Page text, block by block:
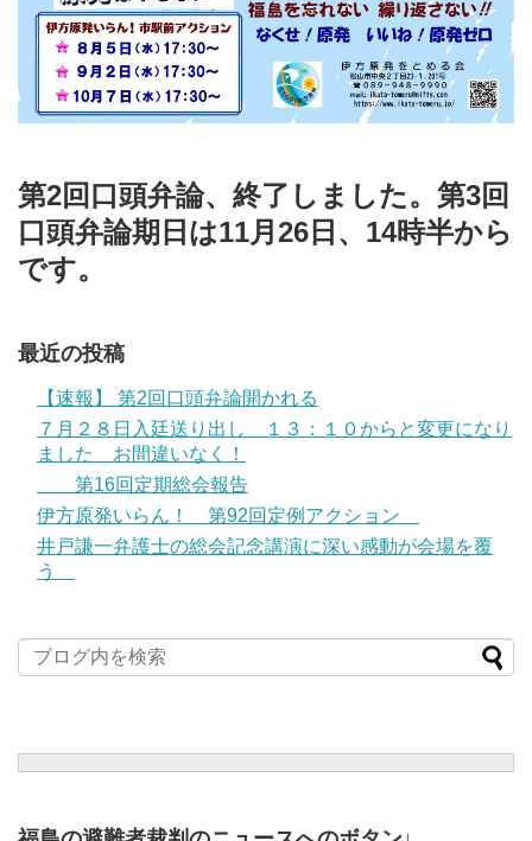
第2回口頭弁論、終了しました。第3回
口頭弁論期日は11月26日、14時半から
です。
最近の投稿
【速報】 第2回口頭弁論開かれる
７月２８日入廷送り出し １３：１０からと変更になり
ました お間違いなく！
第16回定期総会報告
伊方原発いらん！ 第92回定例アクション
井戸謙一弁護士の総会記念講演に深い感動が会場を覆
う